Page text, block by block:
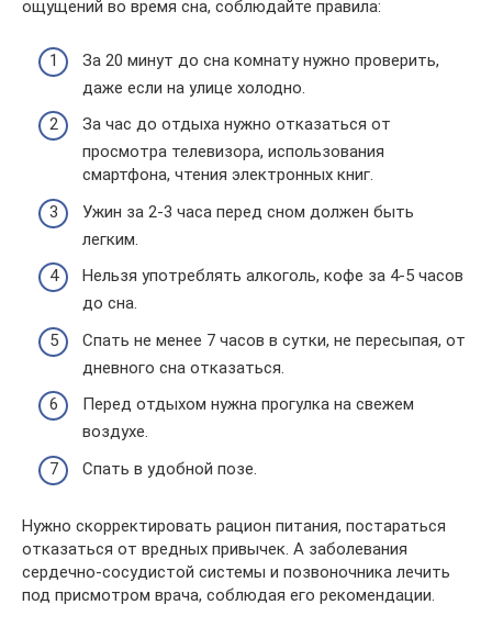
ощущений во время сна, соблюдайте правила:
За 20 минут до сна комнату нужно проверить,
даже если на улице холодно.
За час до отдыха нужно отказаться от
просмотра телевизора, использования
смартфона, чтения электронных книг.
Ужин за 2-3 часа перед сном должен быть
легким.
Нельзя употреблять алкоголь, кофе за 4-5 часов
до сна.
Спать не менее 7 часов в сутки, не пересыпая, от
дневного сна отказаться.
Перед отдыхом нужна прогулка на свежем
воздухе.
Спать в удобной позе.
Нужно скорректировать рацион питания, постараться
отказаться от вредных привычек. А заболевания
сердечно-сосудистой системы и позвоночника лечить
под присмотром врача, соблюдая его рекомендации.